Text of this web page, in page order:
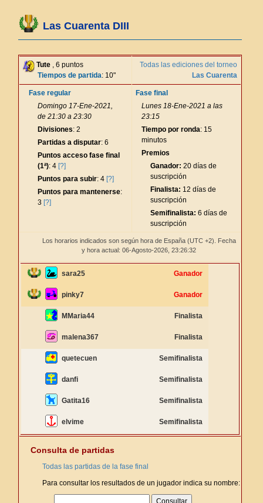
Las Cuarenta DIII
Tute , 6 puntos
Tiempos de partida: 10"
Todas las ediciones del torneo
Las Cuarenta
Fase regular
Domingo 17-Ene-2021,
de 21:30 a 23:30
Divisiones: 2
Partidas a disputar: 6
Puntos acceso fase final
(1ª): 4 [?]
Puntos para subir: 4 [?]
Puntos para mantenerse:
3 [?]
Fase final
Lunes 18-Ene-2021 a las
23:15
Tiempo por ronda: 15
minutos
Premios
Ganador: 20 días de
suscripción
Finalista: 12 días de
suscripción
Semifinalista: 6 días de
suscripción
Los horarios indicados son según hora de España (UTC +2). Fecha
y hora actual: 06-Agosto-2026, 23:26:33
sara25 Ganador
pinky7 Ganador
MMaria44 Finalista
malena367 Finalista
quetecuen Semifinalista
danfi Semifinalista
Gatita16 Semifinalista
elvime Semifinalista
Consulta de partidas
Todas las partidas de la fase final
Para consultar los resultados de un jugador indica su nombre: